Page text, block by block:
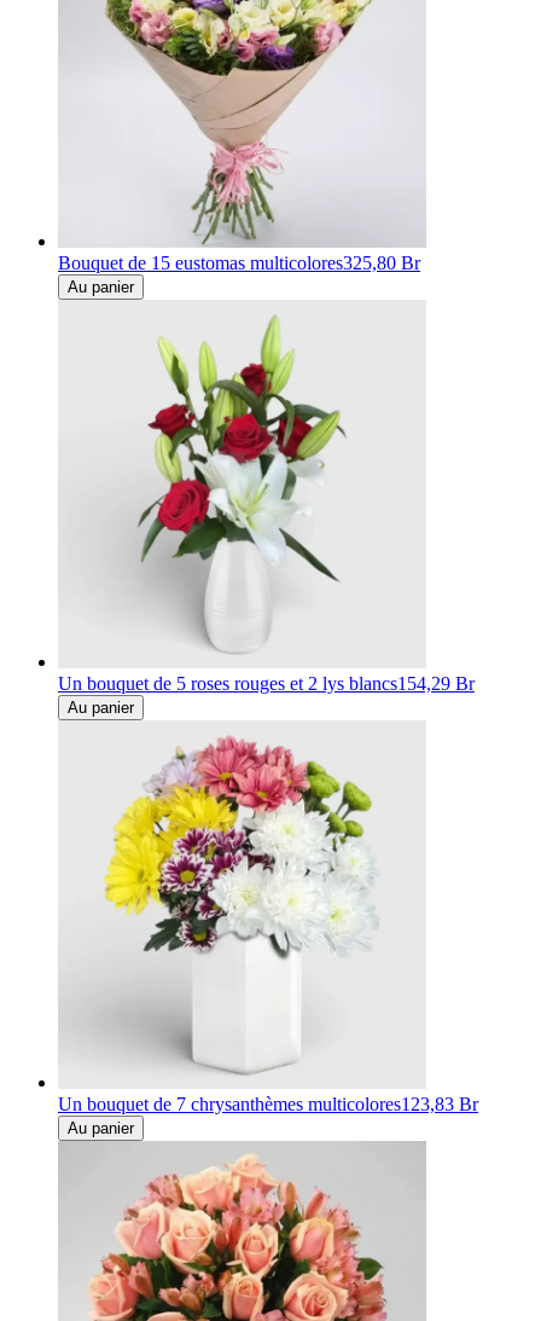
Bouquet de 15 eustomas multicolores325,80 Br
Au panier
Un bouquet de 5 roses rouges et 2 lys blancs154,29 Br
Au panier
Un bouquet de 7 chrysanthèmes multicolores123,83 Br
Au panier